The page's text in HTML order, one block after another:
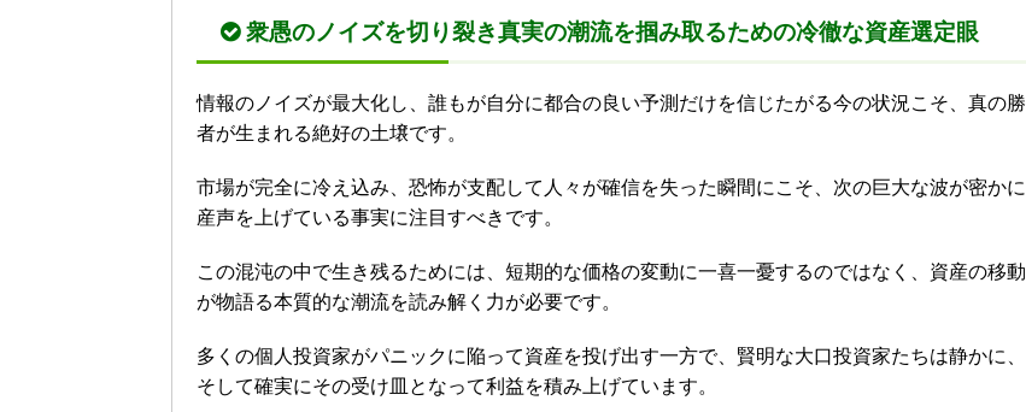
衆愚のノイズを切り裂き真実の潮流を掴み取るための冷徹な資産選定眼
情報のノイズが最大化し、誰もが自分に都合の良い予測だけを信じたがる今の状況こそ、真の勝
者が生まれる絶好の土壌です。
市場が完全に冷え込み、恐怖が支配して人々が確信を失った瞬間にこそ、次の巨大な波が密かに
産声を上げている事実に注目すべきです。
この混沌の中で生き残るためには、短期的な価格の変動に一喜一憂するのではなく、資産の移動
が物語る本質的な潮流を読み解く力が必要です。
多くの個人投資家がパニックに陥って資産を投げ出す一方で、賢明な大口投資家たちは静かに、
そして確実にその受け皿となって利益を積み上げています。